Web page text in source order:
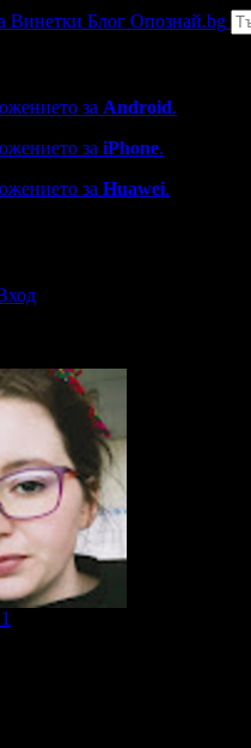
Винетки Блог Опознай.bg
за Android.
за iPhone.
за Huawei.
1